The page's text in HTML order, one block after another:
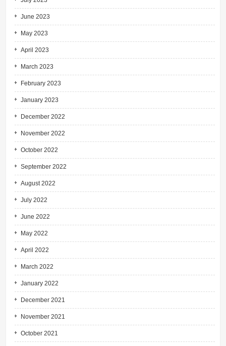
June 2023
May 2023
April 2023
March 2023
February 2023
January 2023
December 2022
November 2022
October 2022
September 2022
August 2022
July 2022
June 2022
May 2022
April 2022
March 2022
January 2022
December 2021
November 2021
October 2021